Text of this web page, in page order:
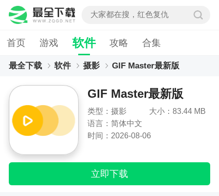
首页 游戏 软件 攻略 合集
最全下载 软件 摄影 GIF Master最新版
GIF Master最新版
类型：摄影
大小：83.44 MB
语言：简体中文
时间：2026-08-06
立即下载